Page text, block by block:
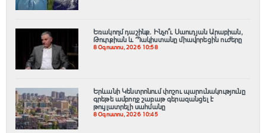
Եռակողմ դաշինք․ Ինչո՞ւ Սաուդյան Արաբիան,
Թուրքիան և Պակիստանը միավորեցին ուժերը
8 Օգոստոս, 2026 10:58
Երևանի Կենտրոնում փոշու պարունակությունը
գրեթե ամբողջ շաբաթ գերազանցել է
թույլատրելի սահմանը
8 Օգոստոս, 2026 10:45